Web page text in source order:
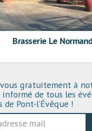
Brasserie Le
gratuitement à
de tous les
Pont-l’Évêque !